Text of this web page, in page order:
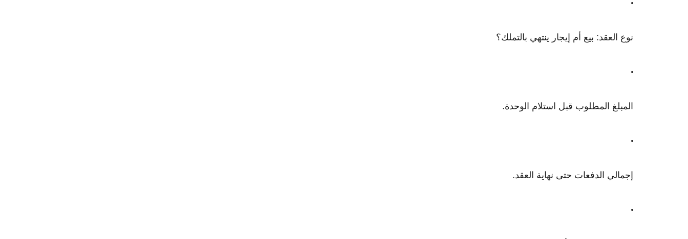
نوع العقد: بيع أم إيجار ينتهي بالتملك؟
المبلغ المطلوب قبل استلام الوحدة.
إجمالي الدفعات حتى نهاية العقد.